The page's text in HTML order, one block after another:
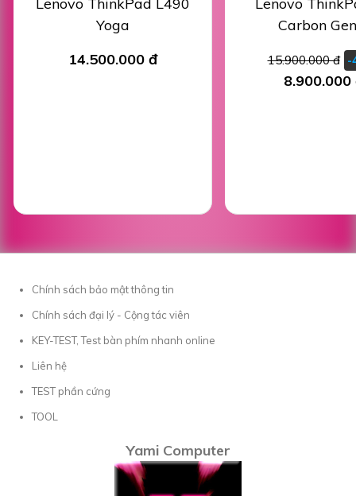
Yoga
14.500.000 đ
Carbon
15.900.000 đ -
8.900.000
Chính sách bảo mật thông tin
Chính sách đại lý - Cộng tác viên
KEY-TEST, Test bàn phím nhanh online
Liên hệ
TEST phần cứng
TOOL
Yami Computer